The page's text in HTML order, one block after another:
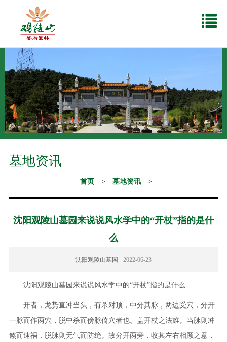
墓地资讯
首页 > 墓地资讯 >
沈阳观陵山墓园来说说风水学中的“开杖”指的是什
么
沈阳观陵山墓园 2022-06-23
沈阳观陵山墓园来说说风水学中的“开杖”指的是什么
开者，龙势直冲当头，有杀对顶，中分其脉，两边受穴，分开
一脉而作两穴，脱中杀而傍脉倚穴者也。盖开杖之法难。当脉则冲
煞而速祸，脱脉则无气而防绝。故分开两旁，收其左右相顾之意，